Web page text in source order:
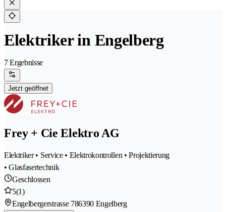
Elektriker in Engelberg
7 Ergebnisse
Jetzt geöffnet
Frey + Cie Elektro AG
Elektriker • Service • Elektrokontrollen • Projektierung
• Glasfasertechnik
Geschlossen
5(1)
Engelbergerstrasse 786390 Engelberg